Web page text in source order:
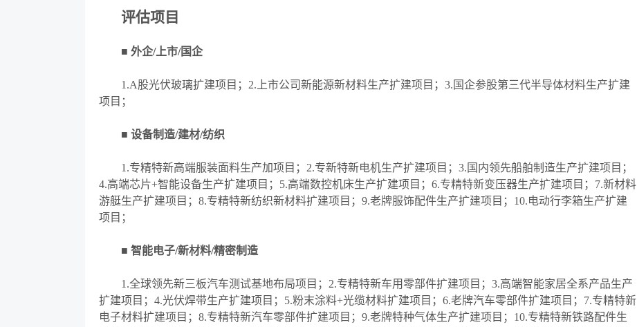
评估项目
■ 外企/上市/国企
1.A股光伏玻璃扩建项目；2.上市公司新能源新材料生产扩建项目；3.国企参股第三代半导体材料生产扩建
项目；
■ 设备制造/建材/纺织
1.专精特新高端服装面料生产加项目；2.专新特新电机生产扩建项目；3.国内领先船舶制造生产扩建项目；
4.高端芯片+智能设备生产扩建项目；5.高端数控机床生产扩建项目；6.专精特新变压器生产扩建项目；7.新材料
游艇生产扩建项目；8.专精特新纺织新材料扩建项目；9.老牌服饰配件生产扩建项目；10.电动行李箱生产扩建
项目；
■ 智能电子/新材料/精密制造
1.全球领先新三板汽车测试基地布局项目；2.专精特新车用零部件扩建项目；3.高端智能家居全系产品生产
扩建项目；4.光伏焊带生产扩建项目；5.粉末涂料+光缆材料扩建项目；6.老牌汽车零部件扩建项目；7.专精特新
电子材料扩建项目；8.专精特新汽车零部件扩建项目；9.老牌特种气体生产扩建项目；10.专精特新铁路配件生